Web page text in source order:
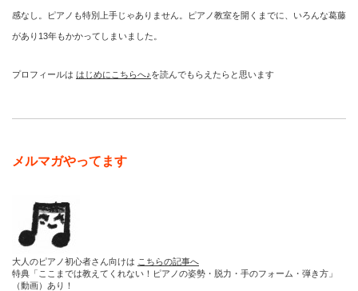
感なし。ピアノも特別上手じゃありません。ピアノ教室を開くまでに、いろんな葛藤
があり13年もかかってしまいました。
プロフィールは はじめにこちらへ♪を読んでもらえたらと思います
メルマガやってます
大人のピアノ初心者さん向けは こちらの記事へ
特典「ここまでは教えてくれない！ピアノの姿勢・脱力・手のフォーム・弾き方」
（動画）あり！